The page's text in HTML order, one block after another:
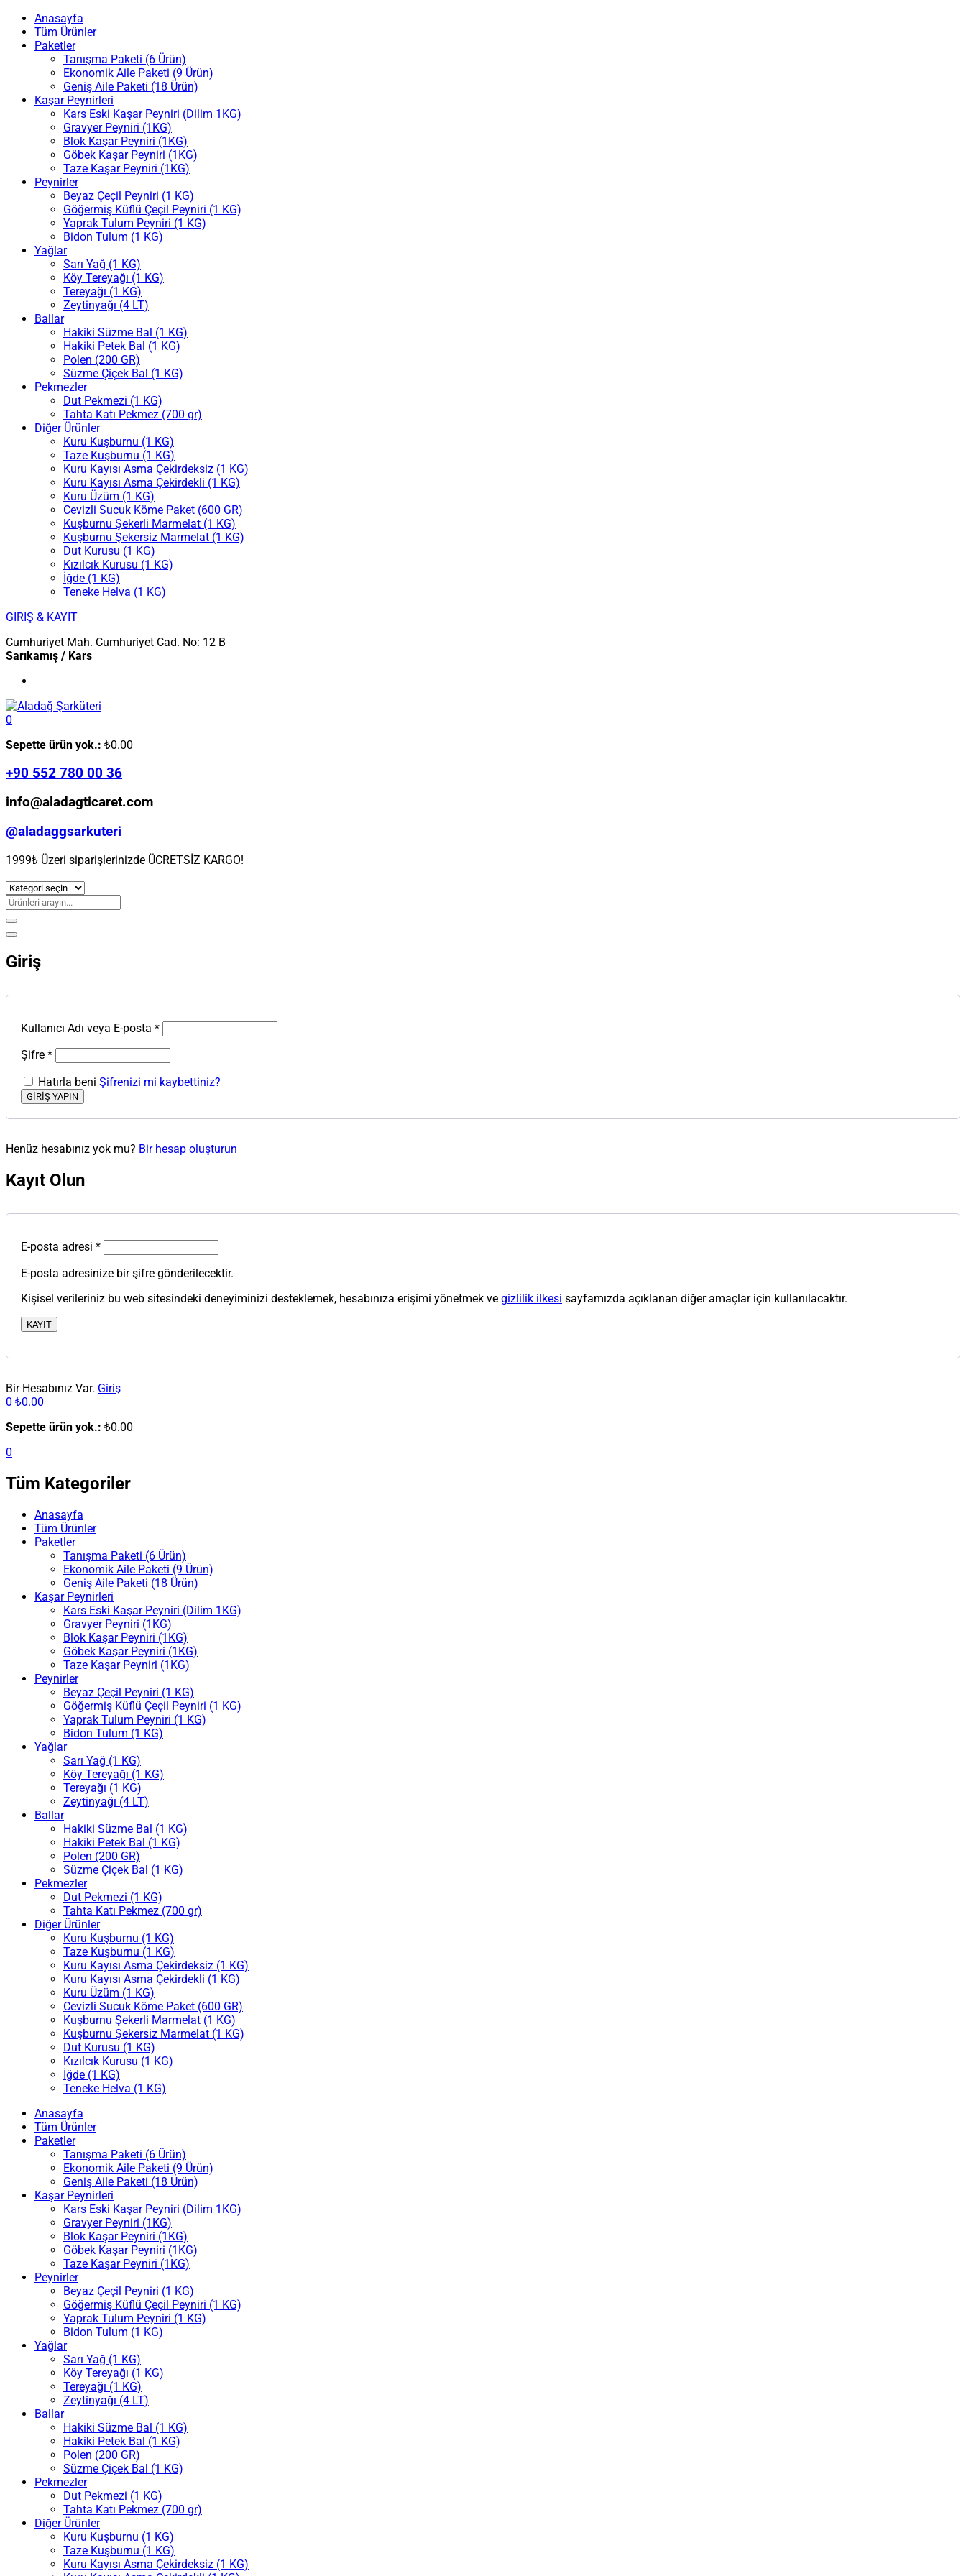
Anasayfa
Tüm Ürünler
Paketler
Tanışma Paketi (6 Ürün)
Ekonomik Aile Paketi (9 Ürün)
Geniş Aile Paketi (18 Ürün)
Kaşar Peynirleri
Kars Eski Kaşar Peyniri (Dilim 1KG)
Gravyer Peyniri (1KG)
Blok Kaşar Peyniri (1KG)
Göbek Kaşar Peyniri (1KG)
Taze Kaşar Peyniri (1KG)
Peynirler
Beyaz Çeçil Peyniri (1 KG)
Göğermiş Küflü Çeçil Peyniri (1 KG)
Yaprak Tulum Peyniri (1 KG)
Bidon Tulum (1 KG)
Yağlar
Sarı Yağ (1 KG)
Köy Tereyağı (1 KG)
Tereyağı (1 KG)
Zeytinyağı (4 LT)
Ballar
Hakiki Süzme Bal (1 KG)
Hakiki Petek Bal (1 KG)
Polen (200 GR)
Süzme Çiçek Bal (1 KG)
Pekmezler
Dut Pekmezi (1 KG)
Tahta Katı Pekmez (700 gr)
Diğer Ürünler
Kuru Kuşburnu (1 KG)
Taze Kuşburnu (1 KG)
Kuru Kayısı Asma Çekirdeksiz (1 KG)
Kuru Kayısı Asma Çekirdekli (1 KG)
Kuru Üzüm (1 KG)
Cevizli Sucuk Köme Paket (600 GR)
Kuşburnu Şekerli Marmelat (1 KG)
Kuşburnu Şekersiz Marmelat (1 KG)
Dut Kurusu (1 KG)
Kızılcık Kurusu (1 KG)
İğde (1 KG)
Teneke Helva (1 KG)
GIRIŞ & KAYIT
Cumhuriyet Mah. Cumhuriyet Cad. No: 12 B
Sarıkamış / Kars
0
Sepette ürün yok.: ₺0.00
+90 552 780 00 36
info@aladagticaret.com
@aladaggsarkuteri
1999₺ Üzeri siparişlerinizde ÜCRETSİZ KARGO!
Giriş
Kullanıcı Adı veya E-posta *
Şifre *
Hatırla beni Şifrenizi mi kaybettiniz?
Henüz hesabınız yok mu? Bir hesap oluşturun
Kayıt Olun
E-posta adresi *
E-posta adresinize bir şifre gönderilecektir.
Kişisel verileriniz bu web sitesindeki deneyiminizi desteklemek, hesabınıza erişimi yönetmek ve gizlilik ilkesi sayfamızda açıklanan diğer amaçlar için kullanılacaktır.
KAYIT
Bir Hesabınız Var. Giriş
0 ₺0.00
Sepette ürün yok.: ₺0.00
0
Tüm Kategoriler
Anasayfa
Tüm Ürünler
Paketler
Tanışma Paketi (6 Ürün)
Ekonomik Aile Paketi (9 Ürün)
Geniş Aile Paketi (18 Ürün)
Kaşar Peynirleri
Kars Eski Kaşar Peyniri (Dilim 1KG)
Gravyer Peyniri (1KG)
Blok Kaşar Peyniri (1KG)
Göbek Kaşar Peyniri (1KG)
Taze Kaşar Peyniri (1KG)
Peynirler
Beyaz Çeçil Peyniri (1 KG)
Göğermiş Küflü Çeçil Peyniri (1 KG)
Yaprak Tulum Peyniri (1 KG)
Bidon Tulum (1 KG)
Yağlar
Sarı Yağ (1 KG)
Köy Tereyağı (1 KG)
Tereyağı (1 KG)
Zeytinyağı (4 LT)
Ballar
Hakiki Süzme Bal (1 KG)
Hakiki Petek Bal (1 KG)
Polen (200 GR)
Süzme Çiçek Bal (1 KG)
Pekmezler
Dut Pekmezi (1 KG)
Tahta Katı Pekmez (700 gr)
Diğer Ürünler
Kuru Kuşburnu (1 KG)
Taze Kuşburnu (1 KG)
Kuru Kayısı Asma Çekirdeksiz (1 KG)
Kuru Kayısı Asma Çekirdekli (1 KG)
Kuru Üzüm (1 KG)
Cevizli Sucuk Köme Paket (600 GR)
Kuşburnu Şekerli Marmelat (1 KG)
Kuşburnu Şekersiz Marmelat (1 KG)
Dut Kurusu (1 KG)
Kızılcık Kurusu (1 KG)
İğde (1 KG)
Teneke Helva (1 KG)
Anasayfa
Tüm Ürünler
Paketler
Tanışma Paketi (6 Ürün)
Ekonomik Aile Paketi (9 Ürün)
Geniş Aile Paketi (18 Ürün)
Kaşar Peynirleri
Kars Eski Kaşar Peyniri (Dilim 1KG)
Gravyer Peyniri (1KG)
Blok Kaşar Peyniri (1KG)
Göbek Kaşar Peyniri (1KG)
Taze Kaşar Peyniri (1KG)
Peynirler
Beyaz Çeçil Peyniri (1 KG)
Göğermiş Küflü Çeçil Peyniri (1 KG)
Yaprak Tulum Peyniri (1 KG)
Bidon Tulum (1 KG)
Yağlar
Sarı Yağ (1 KG)
Köy Tereyağı (1 KG)
Tereyağı (1 KG)
Zeytinyağı (4 LT)
Ballar
Hakiki Süzme Bal (1 KG)
Hakiki Petek Bal (1 KG)
Polen (200 GR)
Süzme Çiçek Bal (1 KG)
Pekmezler
Dut Pekmezi (1 KG)
Tahta Katı Pekmez (700 gr)
Diğer Ürünler
Kuru Kuşburnu (1 KG)
Taze Kuşburnu (1 KG)
Kuru Kayısı Asma Çekirdeksiz (1 KG)